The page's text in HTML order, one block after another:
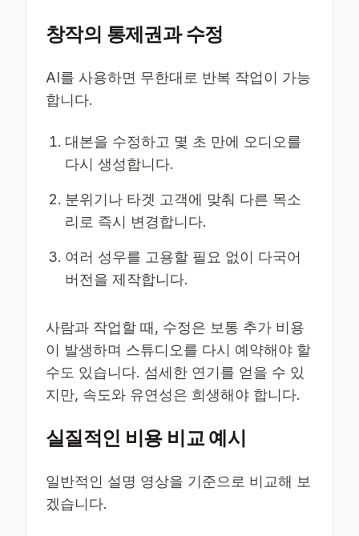
창작의 통제권과 수정
AI를 사용하면 무한대로 반복 작업이 가능
합니다.
대본을 수정하고 몇 초 만에 오디오를
다시 생성합니다.
분위기나 타겟 고객에 맞춰 다른 목소
리로 즉시 변경합니다.
여러 성우를 고용할 필요 없이 다국어
버전을 제작합니다.
사람과 작업할 때, 수정은 보통 추가 비용
이 발생하며 스튜디오를 다시 예약해야 할
수도 있습니다. 섬세한 연기를 얻을 수 있
지만, 속도와 유연성은 희생해야 합니다.
실질적인 비용 비교 예시
일반적인 설명 영상을 기준으로 비교해 보
겠습니다.